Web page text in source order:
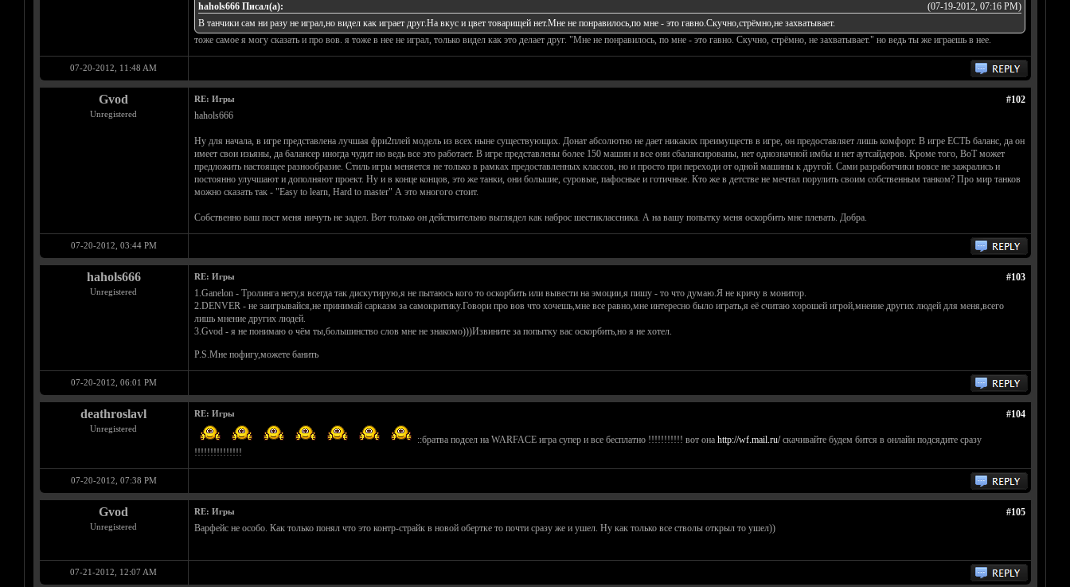
(07-19-2012, 07:16 PM)
hahols666 Писал(а):
В танчики сам ни разу не играл,но видел как играет друг.На вкус и цвет товарищей нет.Мне не понравилось,по мне - это гавно.Скучно,стрёмно,не захватывает.
тоже самое я могу сказать и про вов. я тоже в нее не играл, только видел как это делает друг. "Мне не понравилось, по мне - это гавно. Скучно, стрёмно, не захватывает." но ведь ты же играешь в нее.
07-20-2012, 11:48 AM
Gvod
Unregistered
#102
RE: Игры
hahols666
Ну для начала, в игре представлена лучшая фри2плей модель из всех ныне существующих. Донат абсолютно не дает никаких преимуществ в игре, он предоставляет лишь комфорт. В игре ЕСТЬ баланс, да он
имеет свои изьяны, да балансер иногда чудит но ведь все это работает. В игре представлены более 150 машин и все они сбалансированы, нет однозначной имбы и нет аутсайдеров. Кроме того, ВоТ может
предложить настоящее разнообразие. Стиль игры меняется не только в рамках предоставленных классов, но и просто при переходи от одной машины к другой. Сами разработчики вовсе не зажрались и
постоянно улучшают и дополняют проект. Ну и в конце концов, это же танки, они большие, суровые, пафосные и готичные. Кто же в детстве не мечтал порулить своим собственным танком? Про мир танков
можно сказать так - "Easy to learn, Hard to master" А это многого стоит.
Собственно ваш пост меня ничуть не задел. Вот только он действительно выглядел как наброс шестиклассника. А на вашу попытку меня оскорбить мне плевать. Добра.
07-20-2012, 03:44 PM
hahols666
Unregistered
#103
RE: Игры
1.Ganelon - Тролинга нету,я всегда так дискутирую,я не пытаюсь кого то оскорбить или вывести на эмоции,я пишу - то что думаю.Я не кричу в монитор.
2.DENVER - не заигрывайся,не принимай сарказм за самокритику.Говори про вов что хочешь,мне все равно,мне интересно было играть,я её считаю хорошей игрой,мнение других людей для меня,всего
лишь мнение других людей.
3.Gvod - я не понимаю о чём ты,большинство слов мне не знакомо)))Извините за попытку вас оскорбить,но я не хотел.
P.S.Мне пофигу,можете банить
07-20-2012, 06:01 PM
deathroslavl
Unregistered
#104
RE: Игры
::братва подсел на WARFACE игра супер и все бесплатно !!!!!!!!!!! вот она http://wf.mail.ru/скачивайте будем бится в онлайн подсядите сразу
!!!!!!!!!!!!!!!
07-20-2012, 07:38 PM
Gvod
Unregistered
#105
RE: Игры
Варфейс не особо. Как только понял что это контр-страйк в новой обертке то почти сразу же и ушел. Ну как только все стволы открыл то ушел))
07-21-2012, 12:07 AM